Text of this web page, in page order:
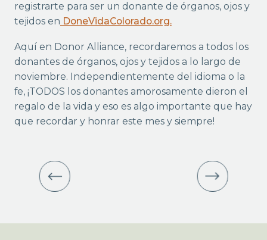
registrarte para ser un donante de órganos, ojos y
tejidos en DoneVidaColorado.org.
Aquí en Donor Alliance, recordaremos a todos los
donantes de órganos, ojos y tejidos a lo largo de
noviembre. Independientemente del idioma o la
fe, ¡TODOS los donantes amorosamente dieron el
regalo de la vida y eso es algo importante que hay
que recordar y honrar este mes y siempre!